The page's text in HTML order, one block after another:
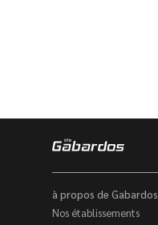
à propos de Gabardos
Nos établissements